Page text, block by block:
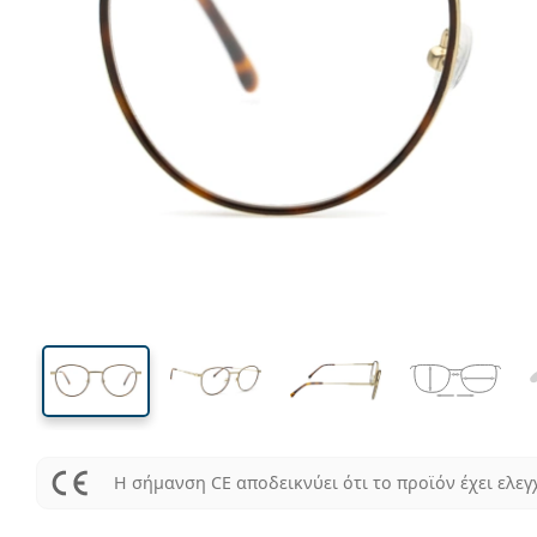
Μήκος σκελετού
47 mm
Ύψος φακού
50 mm
Μήκος φακού
Η σήμανση CE αποδεικνύει ότι το προϊόν έχει